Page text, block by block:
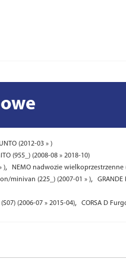
(2012-03 » )
(955_) (2008-08 » 2018-10)
), NEMO nadwozie wielkoprzestrzenne
minivan (225_) (2007-01 » ), GRANDE
(S07) (2006-07 » 2015-04), CORSA D